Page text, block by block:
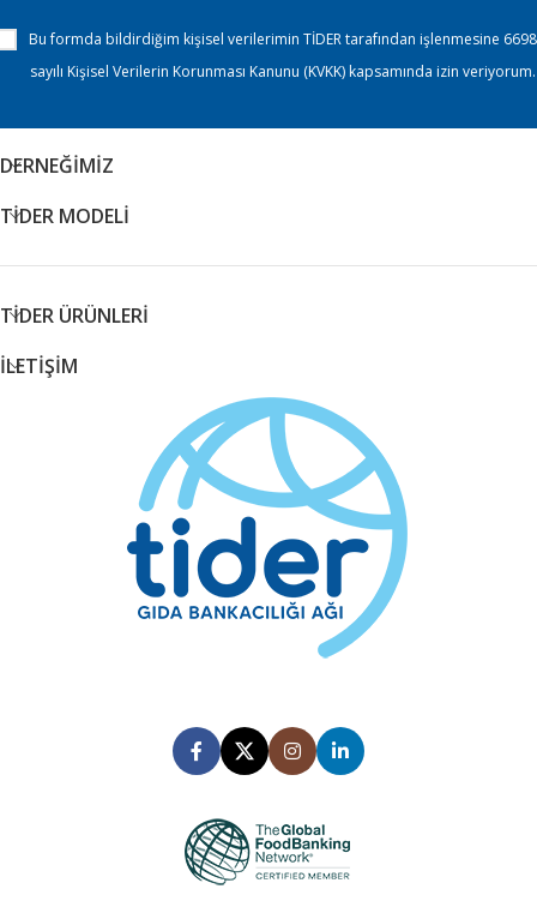
Bu formda bildirdiğim kişisel verilerimin TİDER tarafından işlenmesine 6698
sayılı Kişisel Verilerin Korunması Kanunu (KVKK) kapsamında izin veriyorum.
DERNEĞİMİZ
TİDER MODELİ
TİDER ÜRÜNLERİ
İLETİŞİM